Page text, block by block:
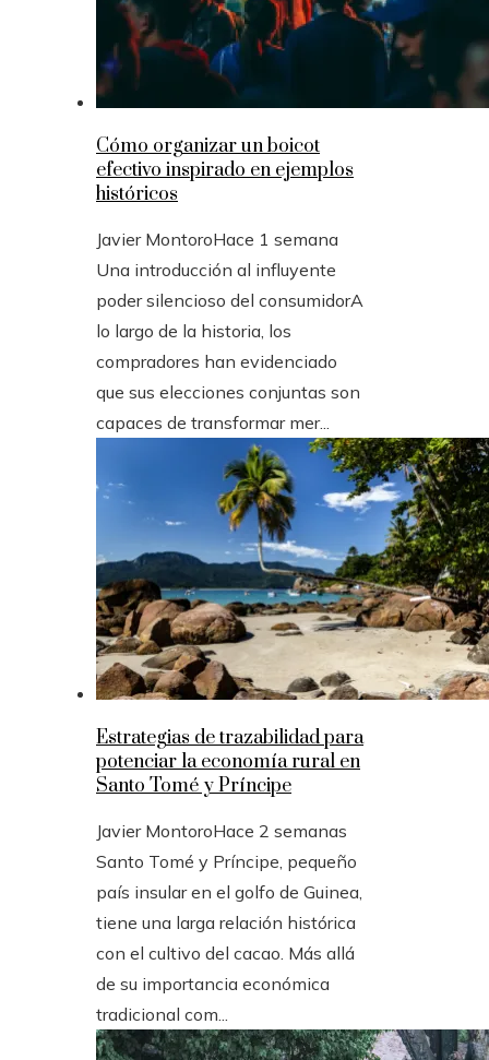
Cómo organizar un boicot
efectivo inspirado en ejemplos
históricos
Javier MontoroHace 1 semana
Una introducción al influyente
poder silencioso del consumidorA
lo largo de la historia, los
compradores han evidenciado
que sus elecciones conjuntas son
capaces de transformar mer...
Estrategias de trazabilidad para
potenciar la economía rural en
Santo Tomé y Príncipe
Javier MontoroHace 2 semanas
Santo Tomé y Príncipe, pequeño
país insular en el golfo de Guinea,
tiene una larga relación histórica
con el cultivo del cacao. Más allá
de su importancia económica
tradicional com...